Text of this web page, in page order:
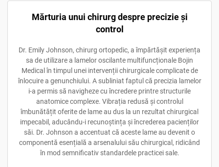
Mărturia unui chirurg despre precizie și
control
Dr. Emily Johnson, chirurg ortopedic, a împărtășit experiența
sa de utilizare a lamelor oscilante multifuncționale Bojin
Medical în timpul unei intervenții chirurgicale complicate de
înlocuire a genunchiului. A subliniat faptul că precizia lamelor
i-a permis să navigheze cu încredere printre structurile
anatomice complexe. Vibrația redusă și controlul
îmbunătățit oferite de lame au dus la un rezultat chirurgical
impecabil, aducându-i recunoștința și încrederea pacienților
săi. Dr. Johnson a accentuat că aceste lame au devenit o
componentă esențială a arsenalului său chirurgical, ridicând
în mod semnificativ standardele practicei sale.